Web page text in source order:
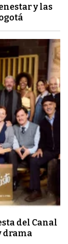
y las
del Canal
drama